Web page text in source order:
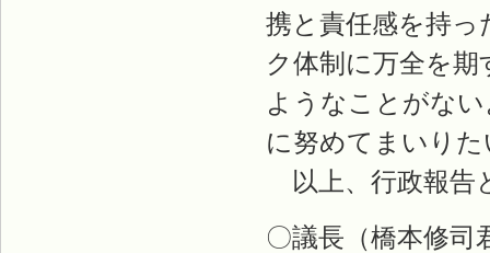
携と責任感を持っ
ク体制に万全を
ようなことがな
に努めてまいり
以上、行政報告
〇議長（橋本修